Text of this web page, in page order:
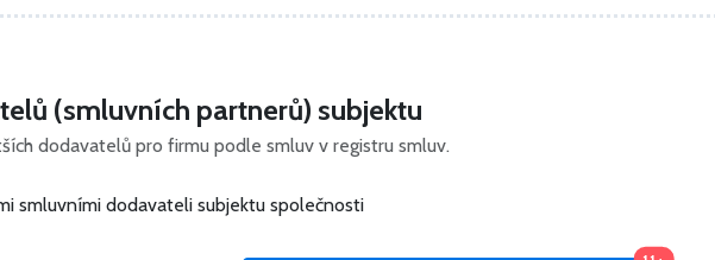
(smluvních partnerů) subjektu
dodavatelů pro firmu podle smluv v registru smluv.
smluvními dodavateli subjektu společnosti